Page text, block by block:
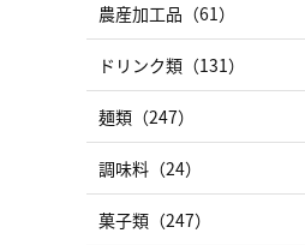
農産加工品（61）
ドリンク類（131）
麺類（247）
調味料（24）
菓子類（247）